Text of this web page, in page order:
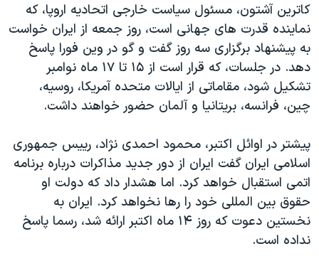
چهل سال گروگان‌گیری
قانون شفافیت دارائی کادر رهبری ایران
اعتراضات مردمی آبان ۹۸
اسرائیل در جنگ
همایش محافظه‌کاران آمریکا «سی‌پک»
صفحه‌های ویژه
سفر پرزیدنت ترامپ به چین
کاترین آشتون، مسئول سیاست خارجی اتحادیه اروپا، که
نماینده قدرت های جهانی است، روز جمعه از ایران خواست
به پیشنهاد برگزاری سه روز گفت و گو در وین فورا پاسخ
دهد. در جلسات، که قرار است از ۱۵ تا ۱۷ ماه نوامبر
تشکیل شود، مقاماتی از ایالات متحده آمریکا، روسیه،
چین، فرانسه، بریتانیا و آلمان حضور خواهند داشت.
پیشتر در اوائل اکتبر، محمود احمدی نژاد، رییس جمهوری
اسلامی ایران گفت ایران از دور جدید مذاکرات درباره برنامه
اتمی استقبال خواهد کرد. اما هشدار داد که دولت او
حقوق بین المللی خود را رها نخواهد کرد. ایران به
نخستین دعوت که روز ۱۴ ماه اکتبر ارائه شد، رسما پاسخ
نداده است.